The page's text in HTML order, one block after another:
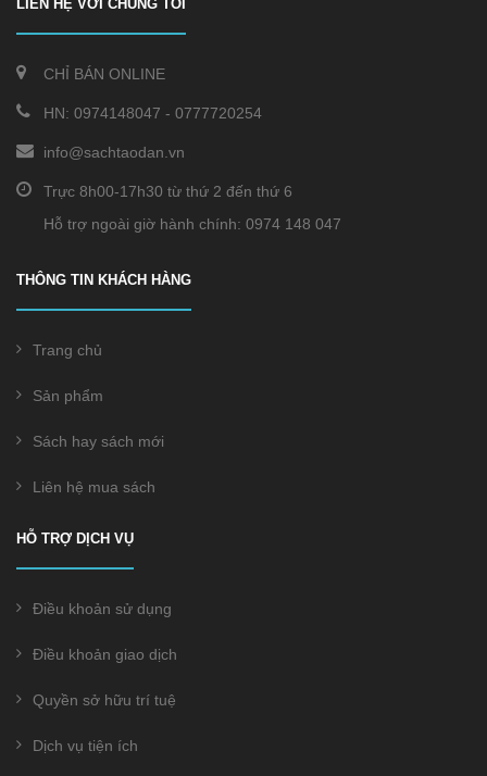
LIÊN HỆ VỚI CHÚNG TÔI
CHỈ BÁN ONLINE
HN: 0974148047 - 0777720254
info@sachtaodan.vn
Trực 8h00-17h30 từ thứ 2 đến thứ 6
Hỗ trợ ngoài giờ hành chính: 0974 148 047
THÔNG TIN KHÁCH HÀNG
Trang chủ
Sản phẩm
Sách hay sách mới
Liên hệ mua sách
HỖ TRỢ DỊCH VỤ
Điều khoản sử dụng
Điều khoản giao dịch
Quyền sở hữu trí tuệ
Dịch vụ tiện ích